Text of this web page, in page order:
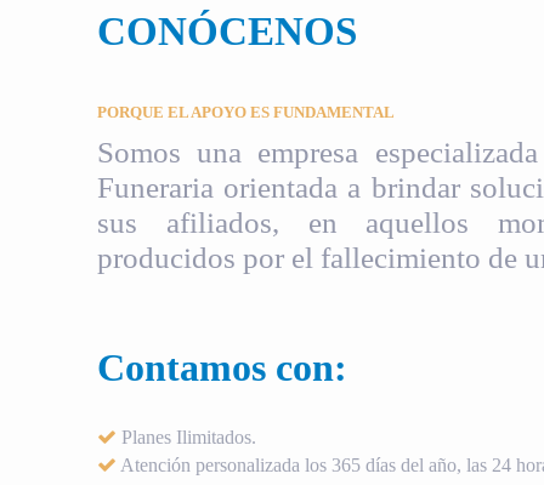
CONÓCENOS
PORQUE EL APOYO ES FUNDAMENTAL
Somos una empresa
Funeraria orientada a brindar
sus afiliados, en aquellos
producidos por el fallecimiento de
Contamos con:
Planes Ilimitados.
Atención personalizada los 365 días del año, las 24